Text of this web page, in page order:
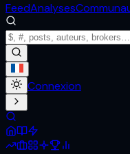
FeedAnalyses
Connexion